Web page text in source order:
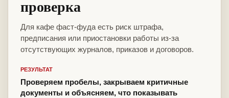
проверка
Для кафе фаст-фуда есть риск штрафа,
предписания или приостановки работы из-за
отсутствующих журналов, приказов и договоров.
РЕЗУЛЬТАТ
Проверяем пробелы, закрываем критичные
документы и объясняем, что показывать